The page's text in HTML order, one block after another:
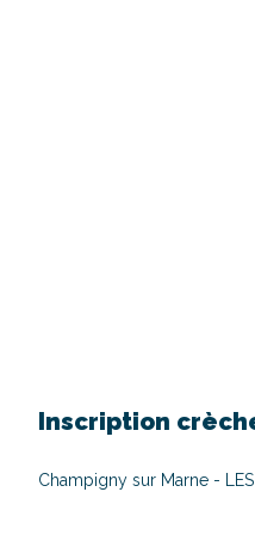
Inscription
Champigny sur Marne - LES